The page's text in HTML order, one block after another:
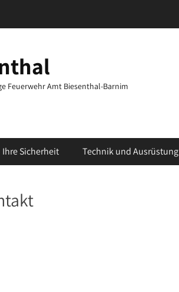
Feuerwehr Amt Biesenthal-Barnim
Ihre Sicherheit Technik und Ausrüstung